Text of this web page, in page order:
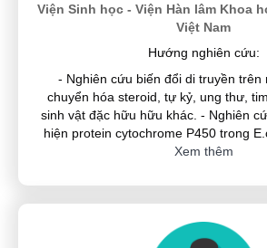
Viện Sinh học - Viện Hàn lâm Khoa
Việt Nam
Hướng nghiên cứu:
- Nghiên cứu biến đổi di truyền trên
chuyển hóa steroid, tự kỷ, ung thư,
sinh vật đặc hữu hữu khác. - Nghiên
hiện protein cytochrome P450 trong
Xem thêm